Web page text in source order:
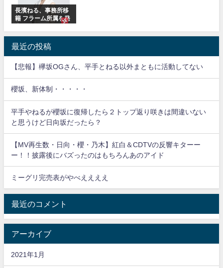
長濱ねる、事務所移
籍 フラーム所属を発
最近の投稿
【悲報】欅坂OGさん、平手とねる以外まともに活動してない
櫻坂、新体制・・・・・
平手やねるが櫻坂に復帰したら２トップ返り咲きは間違いない
と思うけど日向坂だったら？
【MV再生数・日向・櫻・乃木】紅白＆CDTVの反響キターー
ー！！披露後にバズったのはもちろんあのアイド
ミーグリ完売表がやべええええ
最近のコメント
アーカイブ
2021年1月